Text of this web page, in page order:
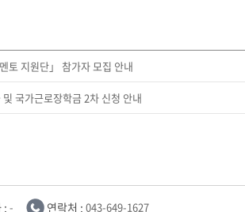
토 지원단」 참가자 모집 안내
국가근로장학금 2차 신청 안내
: - 연락처 : 043-649-1627